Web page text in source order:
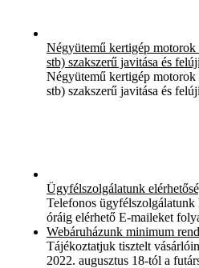
Négyütemű kertigép
stb) szakszerű javitása és
Négyütemű kertigép
stb) szakszerű javitása és
Ügyfélszolgálatunk
Telefonos
óráig elérhető E-maileket
Webáruházunk minimum
Tájékoztatjuk tisztelt
2022. augusztus 18-tól a